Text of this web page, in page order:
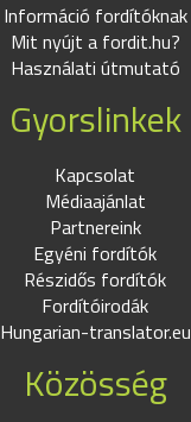
Információ fordítóknak
Mit nyújt a fordit.hu?
Használati útmutató
Gyorslinkek
Kapcsolat
Médiaajánlat
Partnereink
Egyéni fordítók
Részidős fordítók
Fordítóirodák
Hungarian-translator.eu
Közösség